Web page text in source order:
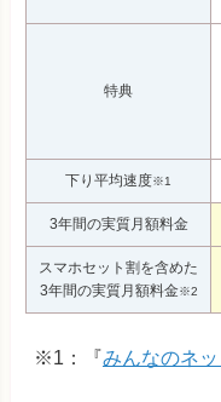
特典
下り平均速度※1
3年間の実質月額料金
スマホセット割を含めた
3年間の実質月額料金※2
※1：『みんなのネ